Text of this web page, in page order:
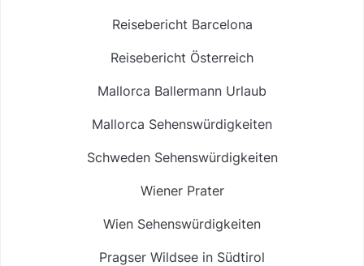
Reisebericht Barcelona
Reisebericht Österreich
Mallorca Ballermann Urlaub
Mallorca Sehenswürdigkeiten
Schweden Sehenswürdigkeiten
Wiener Prater
Wien Sehenswürdigkeiten
Pragser Wildsee in Südtirol